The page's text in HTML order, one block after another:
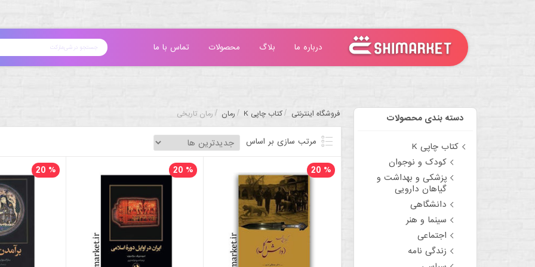
درباره ما بلاگ محصولات تماس با ما
دسته بندی محصولات
کتاب چاپی K
کودک و نوجوان
پزشکی و بهداشت و
گیاهان دارویی
دانشگاهی
سینما و هنر
اجتماعی
زندگی نامه
فروشگاه اینترنتی /کتاب چاپی K / رمان / رمان تاریخی
مرتب سازی بر اساس
20 %
20 %
20 %